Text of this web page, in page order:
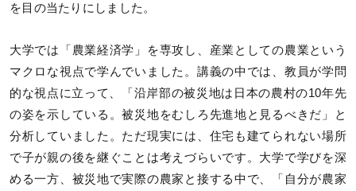
を目の当たりにしました。
大学では「農業経済学」を専攻し、産業としての農業という
マクロな視点で学んでいました。講義の中では、教員が学問
的な視点に立って、「沿岸部の被災地は日本の農村の10年先
の姿を示している。被災地をむしろ先進地と見るべきだ」と
分析していました。ただ現実には、住宅も建てられない場所
で子が親の後を継ぐことは考えづらいです。大学で学びを深
める一方、被災地で実際の農家と接する中で、「自分が農家